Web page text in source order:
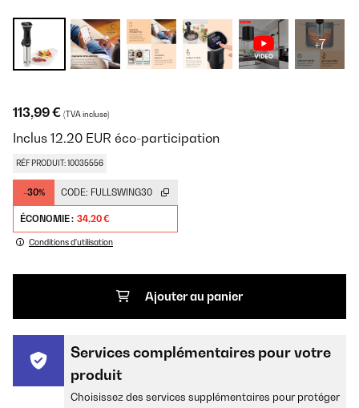
+7
113,99 € (TVA incluse)
Inclus 12.20 EUR éco-participation
RÉF PRODUIT: 10035556
-30% CODE: FULLSWING30
ÉCONOMIE : 34,20 €
Conditions d'utilisation
Ajouter au panier
Services complémentaires pour votre
produit
Choisissez des services supplémentaires pour protéger